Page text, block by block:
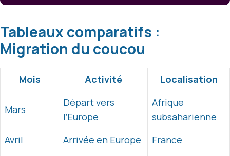
Tableaux comparatifs :
Migration du coucou
Mois Activité Localisation
Mars
Départ vers
l’Europe
Afrique
subsaharienne
Avril
Arrivée en Europe France